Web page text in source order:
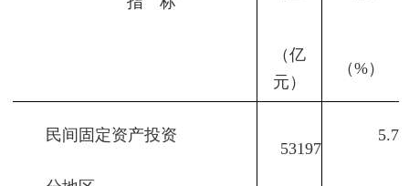
（亿
元）
（%）
民间固定资产投资
53197
5.7